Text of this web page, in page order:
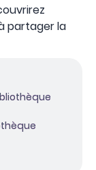
partager la